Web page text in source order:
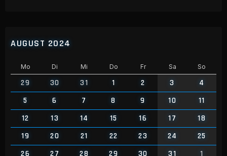
AUGUST 2024
Mo Di Mi Do Fr Sa So
29 30 31 1 2 3
4
5
6 7 8 9 10
11
12
13 14 15 16 17
18
19
20 21 22 23 24
25
26
27 28 29 30 31 1